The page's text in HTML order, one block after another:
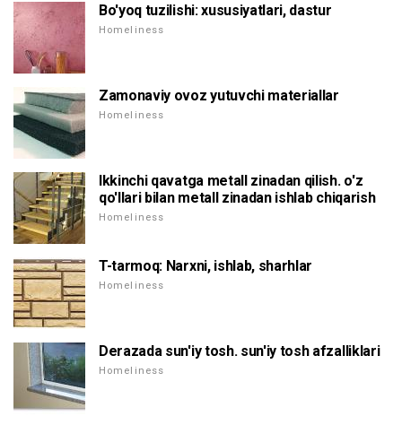
Bo'yoq tuzilishi: xususiyatlari, dastur
Homeliness
Zamonaviy ovoz yutuvchi materiallar
Homeliness
Ikkinchi qavatga metall zinadan qilish. o'z
qo'llari bilan metall zinadan ishlab chiqarish
Homeliness
T-tarmoq: Narxni, ishlab, sharhlar
Homeliness
Derazada sun'iy tosh. sun'iy tosh afzalliklari
Homeliness